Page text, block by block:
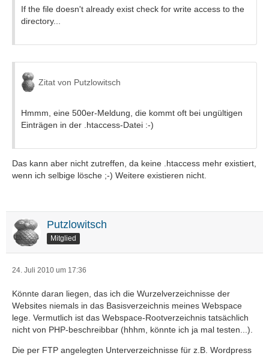
If the file doesn't already exist check for write access to the
directory...
Zitat von Putzlowitsch
Hmmm, eine 500er-Meldung, die kommt oft bei ungültigen
Einträgen in der .htaccess-Datei :-)
Das kann aber nicht zutreffen, da keine .htaccess mehr existiert,
wenn ich selbige lösche ;-) Weitere existieren nicht.
Putzlowitsch
Mitglied
24. Juli 2010 um 17:36
Könnte daran liegen, das ich die Wurzelverzeichnisse der
Websites niemals in das Basisverzeichnis meines Webspace
lege. Vermutlich ist das Webspace-Rootverzeichnis tatsächlich
nicht von PHP-beschreibbar (hhhm, könnte ich ja mal testen...).
Die per FTP angelegten Unterverzeichnisse für z.B. Wordpress